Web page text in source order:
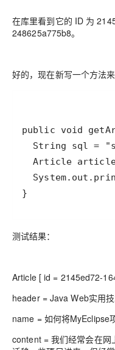
在库里看到它的 ID 为
248625a775b8。
好的，现在新写一个方法来
}
测试结果：
Article [ id = 2145ed72-
header = Java Web实用
name = 如何将MyEclipse
content = 我们经常会在网